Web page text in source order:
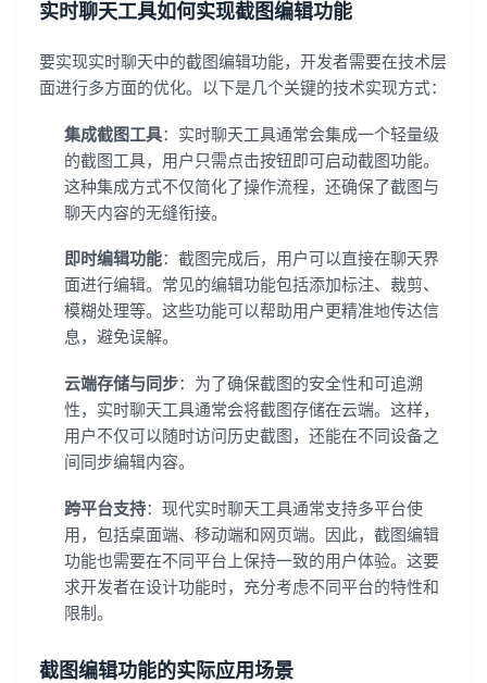
实时聊天工具如何实现截图编辑功能
要实现实时聊天中的截图编辑功能，开发者需要在技术层
面进行多方面的优化。以下是几个关键的技术实现方式：
集成截图工具：实时聊天工具通常会集成一个轻量级
的截图工具，用户只需点击按钮即可启动截图功能。
这种集成方式不仅简化了操作流程，还确保了截图与
聊天内容的无缝衔接。
即时编辑功能：截图完成后，用户可以直接在聊天界
面进行编辑。常见的编辑功能包括添加标注、裁剪、
模糊处理等。这些功能可以帮助用户更精准地传达信
息，避免误解。
云端存储与同步：为了确保截图的安全性和可追溯
性，实时聊天工具通常会将截图存储在云端。这样，
用户不仅可以随时访问历史截图，还能在不同设备之
间同步编辑内容。
跨平台支持：现代实时聊天工具通常支持多平台使
用，包括桌面端、移动端和网页端。因此，截图编辑
功能也需要在不同平台上保持一致的用户体验。这要
求开发者在设计功能时，充分考虑不同平台的特性和
限制。
截图编辑功能的实际应用场景